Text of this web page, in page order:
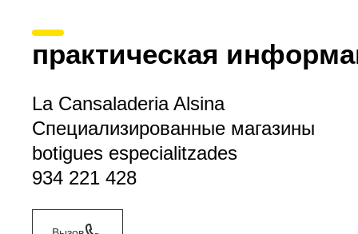
практическая
La Cansaladeria Alsina
Специализированные магазины
botigues especialitzades
934 221 428